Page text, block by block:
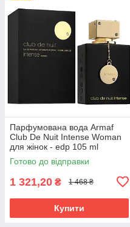
Парфумована вода Armaf
Club De Nuit Intense Woman
для жінок - edp 105 ml
Готово до відправки
1 321,20 ₴ 1 468 ₴
Купити